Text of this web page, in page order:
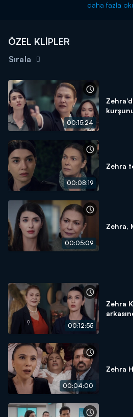
daha fazla
ÖZEL KLİPLER
Sırala
00:15:24
00:08:19
Zehra
00:05:09
Zehra,
00:12:55
Zehra
00:04:00
Zehra